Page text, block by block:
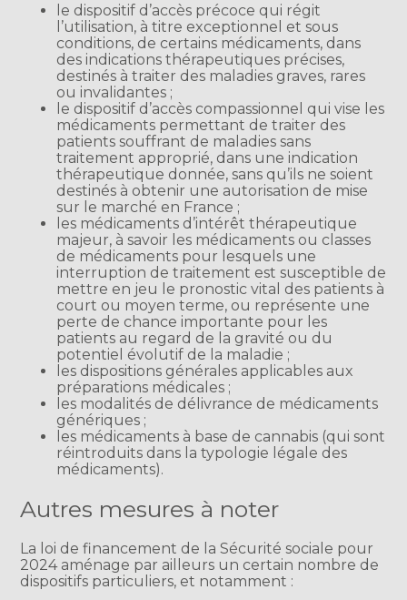
le dispositif d’accès précoce qui régit
l’utilisation, à titre exceptionnel et sous
conditions, de certains médicaments, dans
des indications thérapeutiques précises,
destinés à traiter des maladies graves, rares
ou invalidantes ;
le dispositif d’accès compassionnel qui vise les
médicaments permettant de traiter des
patients souffrant de maladies sans
traitement approprié, dans une indication
thérapeutique donnée, sans qu’ils ne soient
destinés à obtenir une autorisation de mise
sur le marché en France ;
les médicaments d’intérêt thérapeutique
majeur, à savoir les médicaments ou classes
de médicaments pour lesquels une
interruption de traitement est susceptible de
mettre en jeu le pronostic vital des patients à
court ou moyen terme, ou représente une
perte de chance importante pour les
patients au regard de la gravité ou du
potentiel évolutif de la maladie ;
les dispositions générales applicables aux
préparations médicales ;
les modalités de délivrance de médicaments
génériques ;
les médicaments à base de cannabis (qui sont
réintroduits dans la typologie légale des
médicaments).
Autres mesures à noter
La loi de financement de la Sécurité sociale pour
2024 aménage par ailleurs un certain nombre de
dispositifs particuliers, et notamment :